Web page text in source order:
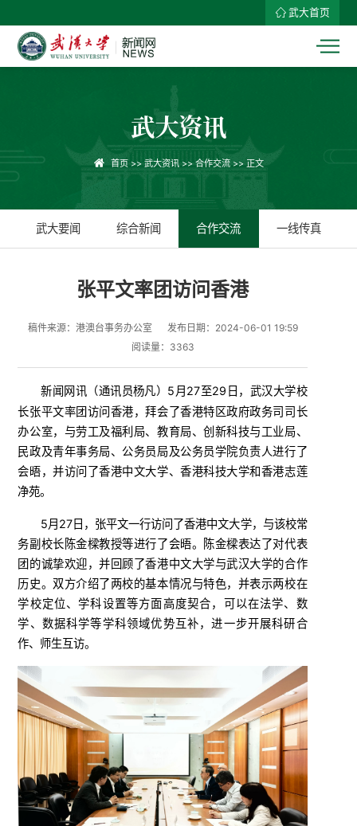
武大首页
武大资讯
首页>> 武大资讯>> 合作交流>> 正文
武大要闻 综合新闻 合作交流 一线传真
张平文率团访问香港
稿件来源：港澳台事务办公室
发布日期：2024-06-01 19:59
阅读量： 3363
新闻网讯 （通讯员杨凡） 5月27至29日，武汉大学校
长张平文率团访问香港，拜会了香港特区政府政务司司长
办公室，与劳工及福利局、教育局、创新科技与工业局、
民政及青年事务局、公务员局及公务员学院负责人进行了
会晤，并访问了香港中文大学、香港科技大学和香港志莲
净苑。
5月27日，张平文一行访问了香港中文大学，与该校常
务副校长陈金樑教授等进行了会晤。陈金樑表达了对代表
团的诚挚欢迎，并回顾了香港中文大学与武汉大学的合作
历史。双方介绍了两校的基本情况与特色，并表示两校在
学校定位、学科设置等方面高度契合，可以在法学、数
学、数据科学等学科领域优势互补，进一步开展科研合
作、师生互访。